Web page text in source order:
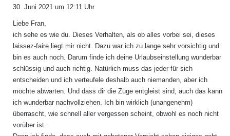
a
t
:
30. Juni 2021 um 12:11 Uhr
Liebe Fran,
ich sehe es wie du. Dieses Verhalten, als ob alles vorbei sei, dieses
laissez-faire liegt mir nicht. Dazu war ich zu lange sehr vorsichtig und
bin es auch noch. Darum finde ich deine Urlaubseinstellung wunderbar
schlüssig und auch richtig. Natürlich muss das jeder für sich
entscheiden und ich verteufele deshalb auch niemanden, aber ich
möchte abwarten. Und dass dir die Züge entgleist sind, auch das kann
ich wunderbar nachvollziehen. Ich bin wirklich (unangenehm)
überrascht, wie schnell aller vergessen scheint, obwohl es noch nicht
vorüber ist..